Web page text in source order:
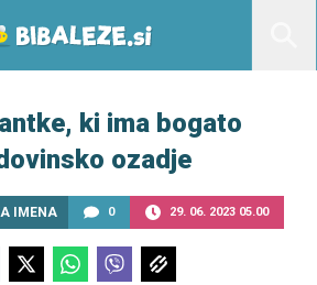
ki ima bogato
ozadje
IMENA 0 29. 06. 2023 05.00